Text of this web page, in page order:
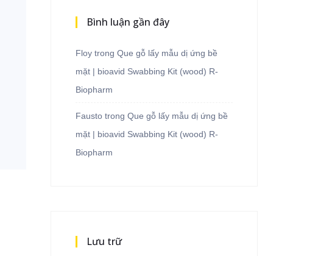
Bình luận gần đây
Floy trong Que gỗ lấy mẫu dị ứng bề
mặt | bioavid Swabbing Kit (wood) R-
Biopharm
Fausto trong Que gỗ lấy mẫu dị ứng bề
mặt | bioavid Swabbing Kit (wood) R-
Biopharm
Lưu trữ